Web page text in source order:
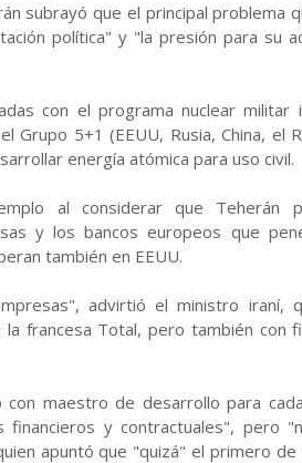
subrayó que el principal problema
política" y "la presión para su
con el programa nuclear militar
5+1 (EEUU, Rusia, China, el
energía atómica para uso civil.
al considerar que Teherán
y los bancos europeos que
también en EEUU.
advirtió el ministro iraní,
francesa Total, pero también con
maestro de desarrollo para
y contractuales", pero
apuntó que "quizá" el primero de